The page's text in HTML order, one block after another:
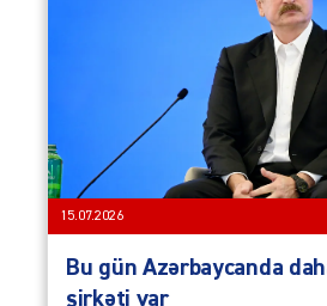
15.07.2026
Bu gün Azərbaycanda
şirkəti var